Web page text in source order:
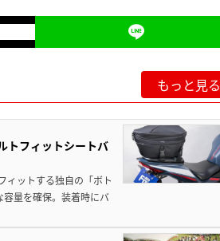
もっと見る
トフィットシートバ
ィットする独自の「ボト
量を確保。装着時にバ